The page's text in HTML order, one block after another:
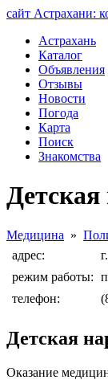
сайт Астрахани:
Астрахань
Каталог
Объявления
Отзывы
Новости
Погода
Карта
Поиск
Знакомства
Медицина »
адрес:
режим работы:
телефон:
Детская
Оказание